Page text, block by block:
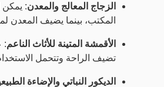
الزجاج المعالج والمعدن: يمكن
المكتب، بينما يضيف
الأقمشة المتينة للأثاث الناعم:
تضيف الراحة وتتحمل
الديكور النباتي والإضاءة